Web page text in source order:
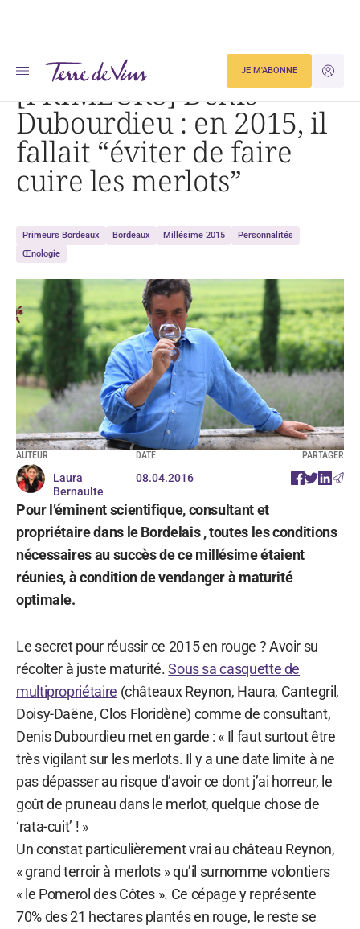
JE
JE M'ABONNE
Accueil [PRIMEURS] Denis Dubourdieu : en 2015, il fallait « éviter de faire cuire les merlots »
[PRIMEURS] Denis
Dubourdieu : en 2015, il
fallait “éviter de faire
cuire les merlots”
Primeurs Bordeaux Bordeaux Millésime 2015
Personnalités
Œnologie
AUTEUR
Laura
Bernaulte
DATE
08.04.2016
PARTAGER
Pour l’éminent scientifique, consultant et
propriétaire dans le Bordelais , toutes les conditions
nécessaires au succès de ce millésime étaient
réunies, à condition de vendanger à maturité
optimale.
Le secret pour réussir ce 2015 en rouge ? Avoir su
récolter à juste maturité.Sous sa casquette de
multipropriétaire (châteaux Reynon, Haura, Cantegril,
Doisy-Daëne, Clos Floridène) comme de consultant,
Denis Dubourdieu met en garde : « Il faut surtout être
très vigilant sur les merlots. Il y a une date limite à ne
pas dépasser au risque d’avoir ce dont j’ai horreur, le
goût de pruneau dans le merlot, quelque chose de
‘rata-cuit’ ! »
Un constat particulièrement vrai au château Reynon,
« grand terroir à merlots » qu’il surnomme volontiers
« le Pomerol des Côtes ». Ce cépage y représente
70% des 21 hectares plantés en rouge, le reste se